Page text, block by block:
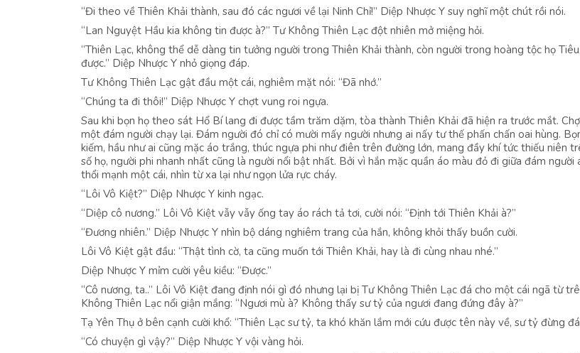
“Đi theo về Thiên Khải thành, sau đó các ngươi về lại Ninh Chỉ!” Diệp Nhược Y suy nghĩ một chút rồi nói.
“Lan Nguyệt Hầu kia không tin được à?” Tư Không Thiên Lạc đột nhiên mở miệng hỏi.
“Thiên Lạc, không thể dễ dàng tin tưởng người trong Thiên Khải thành, còn người trong hoàng tộc họ
được.” Diệp Nhược Y nhỏ giọng đáp.
Tư Không Thiên Lạc gật đầu một cái, nghiêm mặt nói: “Đã nhớ.”
“Chúng ta đi thôi!” Diệp Nhược Y chợt vung roi ngựa.
Sau khi bọn họ theo sát Hổ Bí lang đi được tầm trăm dặm, tòa thành Thiên Khải đã hiện ra trước mắt.
một đám người chạy lại. Đám người đó chỉ có mười mấy người nhưng ai nấy tư thế phấn chấn oai hùng.
kiếm, hầu như ai cũng mặc áo trắng, thúc ngựa phi như điên trên đường lớn, mang đầy khí tức thiếu niên
số họ, người phi nhanh nhất cũng là người nổi bật nhất. Bởi vì hắn mặc quần áo màu đỏ đi giữa đám người
thổi mạnh một cái, nhìn từ xa lại như ngọn lửa rực cháy.
“Lôi Vô Kiệt?” Diệp Nhược Y kinh ngạc.
“Diệp cô nương.” Lôi Vô Kiệt vẫy vẫy ống tay áo rách tả tơi, cười nói: “Định tới Thiên Khải à?”
“Đương nhiên.” Diệp Nhược Y nhìn bộ dáng nghiêm trang của hắn, không khỏi thấy buồn cười.
Lôi Vô Kiệt gật đầu: “Thật tình cờ, ta cũng muốn tới Thiên Khải, hay là đi cùng nhau nhé.”
Diệp Nhược Y mỉm cười yêu kiều: “Được.”
“Cô nương, ta..” Lôi Vô Kiệt đang định nói gì đó nhưng lại bị Tư Không Thiên Lạc đá cho một cái ngã từ
Không Thiên Lạc nổi giận mắng: “Ngươi mù à? Không thấy sư tỷ của ngươi đang đứng đây à?”
Tạ Yên Thụ ở bên cạnh cười khổ: “Thiên Lạc sư tỷ, ta khó khăn lắm mới cứu được tên này về, sư tỷ đừng
“Có chuyện gì vậy?” Diệp Nhược Y vội vàng hỏi.